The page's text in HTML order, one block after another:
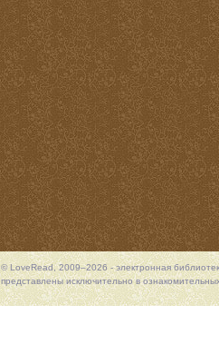
© LoveRead, 2009–2026 - электронная
представлены исключительно в